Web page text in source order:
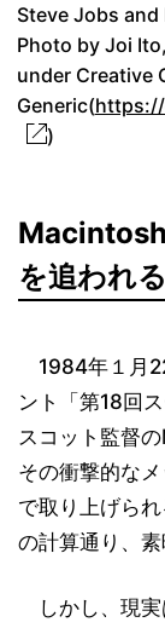
Steve Jobs
Photo by Joi
under Creative
Generic(
)
を追われる
1984年１月
ント「第18回
スコット監督
その衝撃的な
で取り上げら
の計算通り、素
しかし、現実